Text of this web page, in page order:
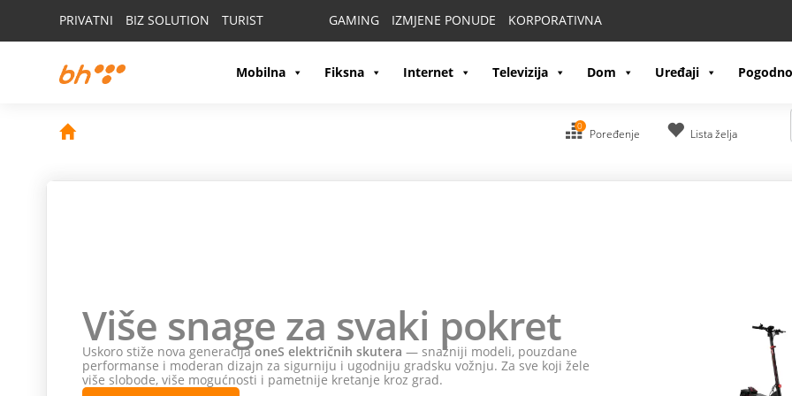
PRIVATNI BIZ SOLUTION TURIST GAMING IZMJENE PONUDE KORPORATIVNA
Mobilna Fiksna Internet Televizija Dom Uređaji
0
Poređenje Lista želja
Više snage za svaki pokret
Uskoro stiže nova generacijaoneS električnih skutera — snažniji modeli, pouzdane
performanse i moderan dizajn za sigurniju i ugodniju gradsku vožnju. Za sve koji žele
više slobode, više mogućnosti i pametnije kretanje kroz grad.